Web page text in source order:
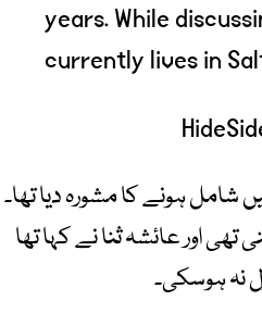
years. While
currently lives in
شامل ہونے کا مشورہ دیا تھا۔
کو ان کی کمیٹی نکلنی تھی اور عائشہ ثنا نے کہا تھا
نہ ہوسکی۔